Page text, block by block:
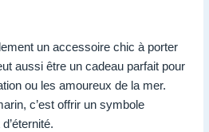
un accessoire chic à porter
aussi être un cadeau parfait pour
ou les amoureux de la mer.
c’est offrir un symbole